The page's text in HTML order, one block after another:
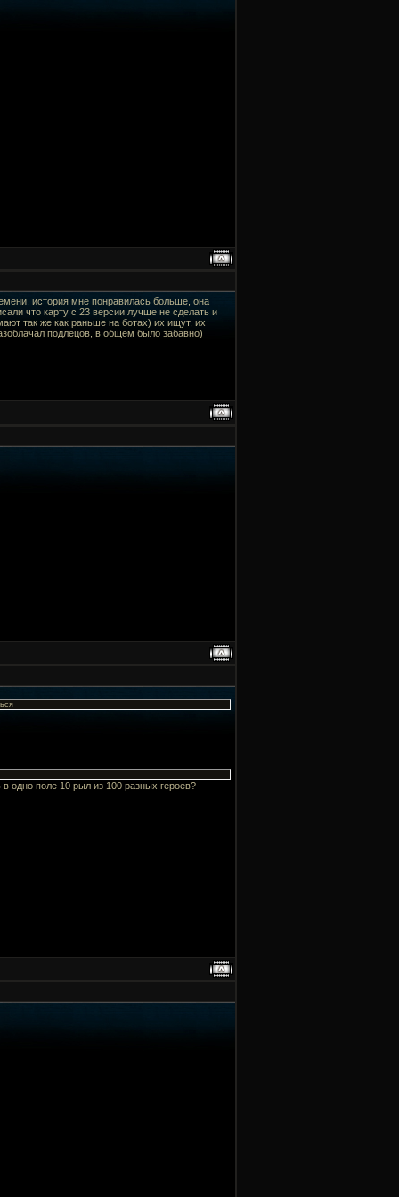
история мне понравилась больше, она
что карту с 23 версии лучше не сделать и
так же как раньше на ботах) их ищут, их
подлецов, в общем было забавно)
одно поле 10 рыл из 100 разных героев?